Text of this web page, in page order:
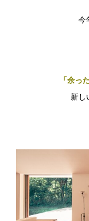
今
「余っ
新し